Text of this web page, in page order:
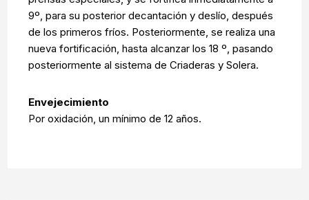
9º, para su posterior decantación y deslío, después
de los primeros fríos. Posteriormente, se realiza una
nueva fortificación, hasta alcanzar los 18 º, pasando
posteriormente al sistema de Criaderas y Solera.
Envejecimiento
Por oxidación, un mínimo de 12 años.